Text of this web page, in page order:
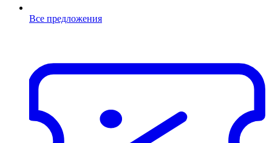
Все предложения